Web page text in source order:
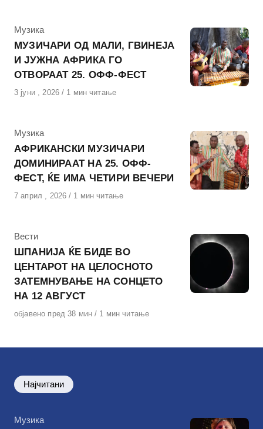
КАтегорија
Музика
МУЗИЧАРИ ОД МАЛИ, ГВИНЕЈА
И ЈУЖНА АФРИКА ГО
ОТВОРААТ 25. ОФФ-ФЕСТ
Објавено
3 јуни , 2026 1 мин читање
КАтегорија
Музика
АФРИКАНСКИ МУЗИЧАРИ
ДОМИНИРААТ НА 25. ОФФ-
ФЕСТ, ЌЕ ИМА ЧЕТИРИ ВЕЧЕРИ
Објавено
7 април , 2026 1 мин читање
КАтегорија
Вести
ШПАНИЈА ЌЕ БИДЕ ВО
ЦЕНТАРОТ НА ЦЕЛОСНОТО
ЗАТЕМНУВАЊЕ НА СОНЦЕТО
НА 12 АВГУСТ
Објавено
објавено пред 38 мин 1 мин читање
Најчитани
КАтегорија
Музика